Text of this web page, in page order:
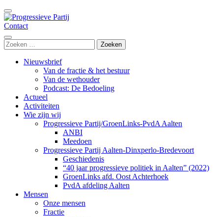
Ga
naar
inhoud
(Druk
enter)
Contact
Zoeken
naar:
Nieuwsbrief
Van de fractie & het bestuur
Van de wethouder
Podcast: De Bedoeling
Actueel
Activiteiten
Wie zijn wij
Progressieve Partij/GroenLinks-PvdA Aalten
ANBI
Meedoen
Progressieve Partij Aalten-Dinxperlo-Bredevoort
Geschiedenis
“40 jaar progressieve politiek in Aalten” (2022)
GroenLinks afd. Oost Achterhoek
PvdA afdeling Aalten
Mensen
Onze mensen
Fractie